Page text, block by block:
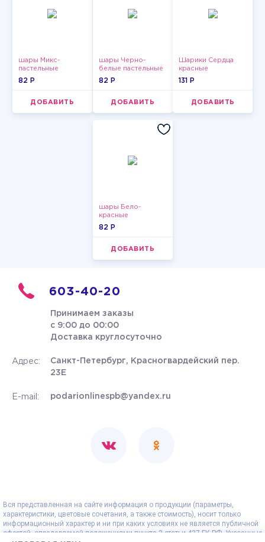
шары Микс-
пастельные
82 P
ДОБАВИТЬ
шары Черно-
белые пастельные
82 P
ДОБАВИТЬ
Шарики Сердца
красные
131 P
ДОБАВИТЬ
шары Бело-
красные
пастельные
82 P
ДОБАВИТЬ
603-40-20
Принимаем заказы
с 9:00 до 00:00
Доставка круглосуточно
Адрес:
Санкт-Петербург, Красногвардейский пер.
23Е
E-mail: podarionlinespb@yandex.ru
Вся представленная на сайте информация о продукции (параметры,
характеристики, цветовые сочетания, а также стоимость), носит только
информационный характер и ни при каких условиях не является публичной
офертой, определяемой положениями пункта 2 статьи 437 ГК РФ. Указанные